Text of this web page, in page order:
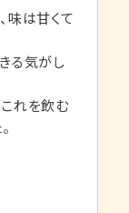
味は甘くて
る気がし
れを飲む